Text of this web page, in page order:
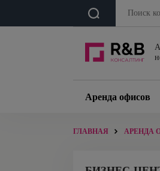
Аренда офисов
ГЛАВНАЯ АРЕНДА